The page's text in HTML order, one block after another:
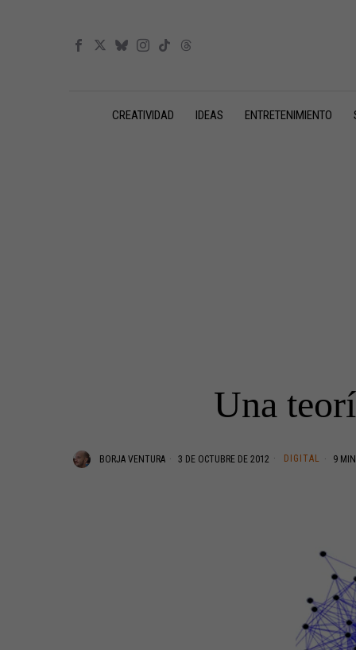
CREATIVIDAD IDEAS ENTRETENIMIENTO
Una
BORJA VENTURA 3 DE OCTUBRE DE 2012 DIGITAL 9